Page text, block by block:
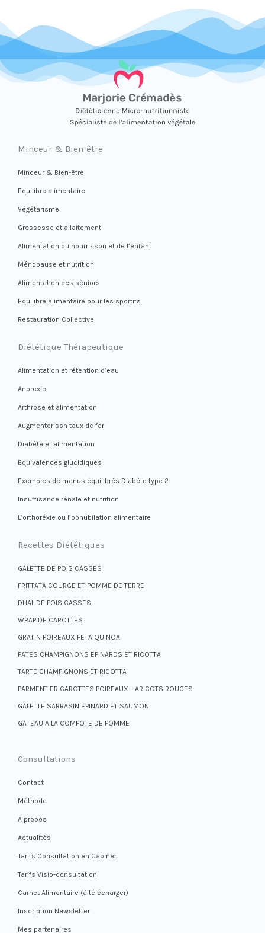
Minceur & Bien-être
Minceur & Bien-être
Equilibre alimentaire
Végétarisme
Grossesse et allaitement
Alimentation du nourrisson et de l’enfant
Ménopause et nutrition
Alimentation des séniors
Equilibre alimentaire pour les sportifs
Restauration Collective
Diététique Thérapeutique
Alimentation et rétention d’eau
Anorexie
Arthrose et alimentation
Augmenter son taux de fer
Diabète et alimentation
Equivalences glucidiques
Exemples de menus équilibrés Diabète type 2
Insuffisance rénale et nutrition
L’orthoréxie ou l’obnubilation alimentaire
Recettes Diététiques
GALETTE DE POIS CASSES
FRITTATA COURGE ET POMME DE TERRE
DHAL DE POIS CASSES
WRAP DE CAROTTES
GRATIN POIREAUX FETA QUINOA
PATES CHAMPIGNONS EPINARDS ET RICOTTA
TARTE CHAMPIGNONS ET RICOTTA
PARMENTIER CAROTTES POIREAUX HARICOTS ROUGES
GALETTE SARRASIN EPINARD ET SAUMON
GATEAU A LA COMPOTE DE POMME
Consultations
Contact
Méthode
A propos
Actualités
Tarifs Consultation en Cabinet
Tarifs Visio-consultation
Carnet Alimentaire (à télécharger)
Inscription Newsletter
Mes partenaires